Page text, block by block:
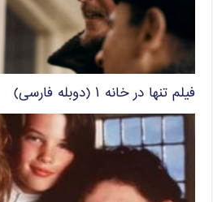
فیلم تنها در خانه ۱ (دوبله فارسی)